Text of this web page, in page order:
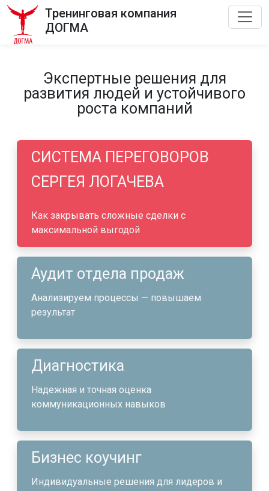
Тренинговая компания
ДОГМА
Экспертные решения для
развития людей и устойчивого
роста компаний
СИСТЕМА ПЕРЕГОВОРОВ
СЕРГЕЯ ЛОГАЧЕВА
Как закрывать сложные сделки с
максимальной выгодой
Аудит отдела продаж
Анализируем процессы — повышаем
результат
Диагностика
Надежная и точная оценка
коммуникационных навыков
Бизнес коучинг
Индивидуальные решения для лидеров и